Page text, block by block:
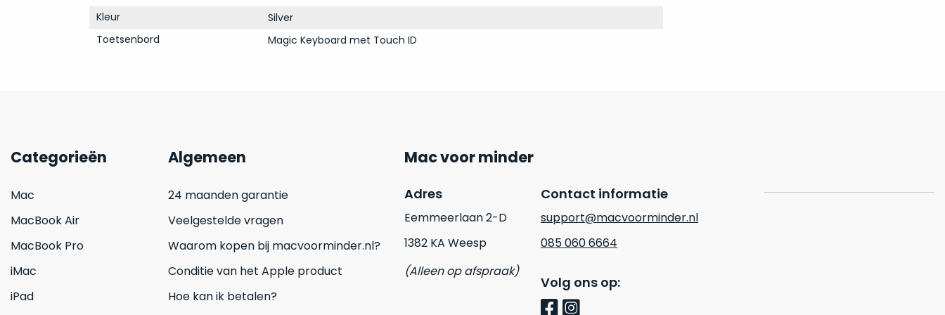
Kleur
Silver
Toetsenbord
Magic Keyboard met Touch ID
Categorieën
Mac
MacBook Air
MacBook Pro
iMac
iPad
Algemeen
24 maanden garantie
Veelgestelde vragen
Waarom kopen bij macvoorminder.nl?
Conditie van het Apple product
Hoe kan ik betalen?
Mac voor minder
Adres
Eemmeerlaan 2-D
1382 KA Weesp
(Alleen op afspraak)
Contact informatie
support@macvoorminder.nl
085 060 6664
Volg ons op: